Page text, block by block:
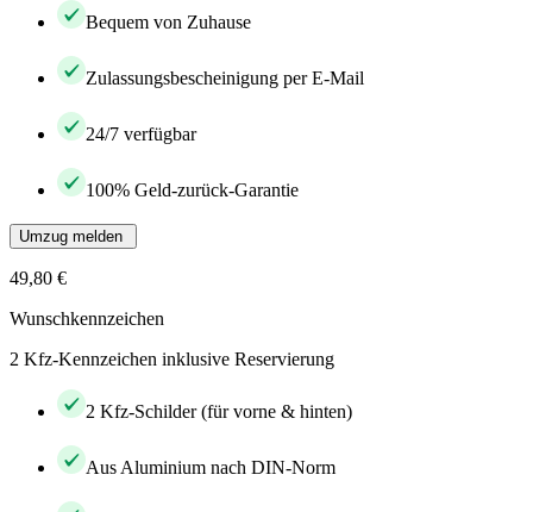
Bequem von Zuhause
Zulassungsbescheinigung per E-Mail
24/7 verfügbar
100% Geld-zurück-Garantie
Umzug melden
49,80 €
Wunschkennzeichen
2 Kfz-Kennzeichen inklusive Reservierung
2 Kfz-Schilder (für vorne & hinten)
Aus Aluminium nach DIN-Norm